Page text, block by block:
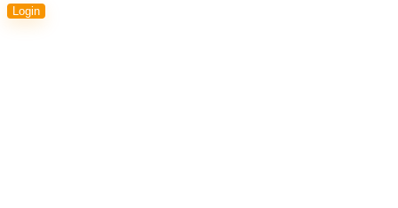
Login